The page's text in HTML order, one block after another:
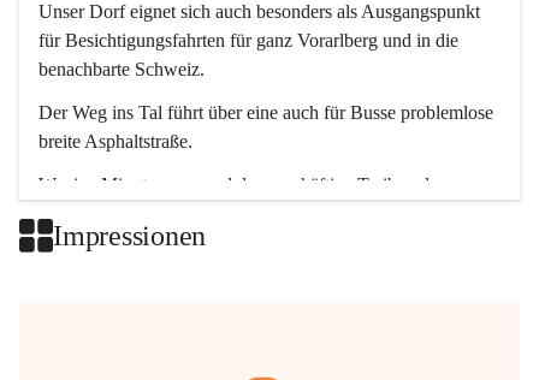
Unser Dorf eignet sich auch besonders als Ausgangspunkt
für Besichtigungsfahrten für ganz Vorarlberg und in die
benachbarte Schweiz.
Der Weg ins Tal führt über eine auch für Busse problemlose
breite Asphaltstraße.
Wenige Minuten nur, und das geschäftige Treiben der
Impressionen